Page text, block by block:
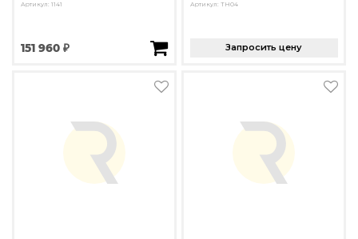
Артикул: 1141
151 960 ₽
Артикул: TH04
Запросить цену